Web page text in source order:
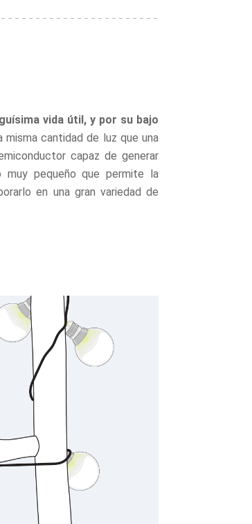
vida útil, y por su bajo
cantidad de luz que una
capaz de generar
muy pequeño que permite la
en una gran variedad de